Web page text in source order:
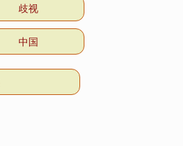
歧视
中国